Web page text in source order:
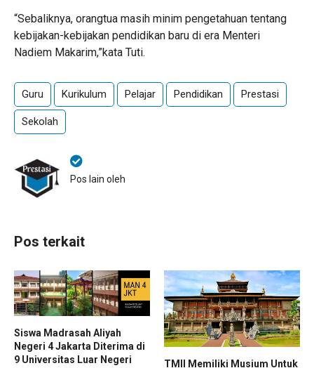
“Sebaliknya, orangtua masih minim pengetahuan tentang
kebijakan-kebijakan pendidikan baru di era Menteri
Nadiem Makarim,”kata Tuti.
Guru Kurikulum Pelajar Pendidikan Prestasi
Sekolah
Pos lain oleh
Pos terkait
Siswa Madrasah Aliyah
Negeri 4 Jakarta Diterima di
9 Universitas Luar Negeri
TMII Memiliki Musium Untuk